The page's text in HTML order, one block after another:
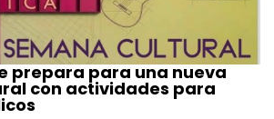
prepara para una nueva
con actividades para